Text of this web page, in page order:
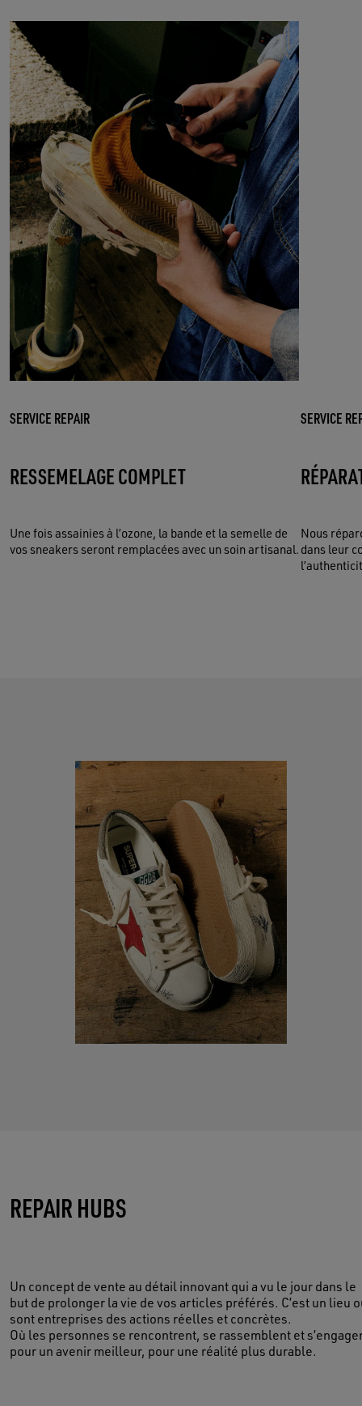
SERVICE REPAIR
RESSEMELAGE COMPLET
Une fois assainies à l’ozone, la bande et la semelle de
vos sneakers seront remplacées avec un soin artisanal.
SERVICE
Nous
dans leur
PRENEZ SOIN DE VOS SOUVENIRS
REPAIR HUBS
Un concept de vente au détail innovant qui a vu le jour dans le
but de prolonger la vie de vos articles préférés. C’est un lieu
sont entreprises des actions réelles et concrètes.
Où les personnes se rencontrent, se rassemblent et
pour un avenir meilleur, pour une réalité plus durable.